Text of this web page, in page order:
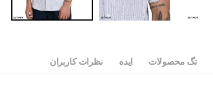
تگ محصولات ایده نظرات کاربران